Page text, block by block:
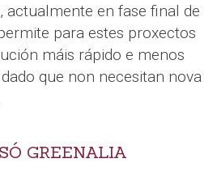
actualmente en fase final de
para estes proxectos
máis rápido e menos
que non necesitan nova
GREENALIA